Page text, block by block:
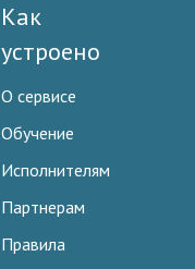
Как
устроено
О сервисе
Обучение
Исполнителям
Партнерам
Правила